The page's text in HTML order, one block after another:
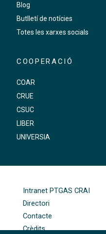
Blog
Butlletí de notícies
Totes les xarxes socials
COOPERACIÓ
COAR
CRUE
CSUC
LIBER
UNIVERSIA
Intranet PTGAS CRAI
Directori
Contacte
Crèdits